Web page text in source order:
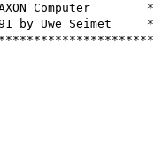
Computer        *
by Uwe Seimet     *